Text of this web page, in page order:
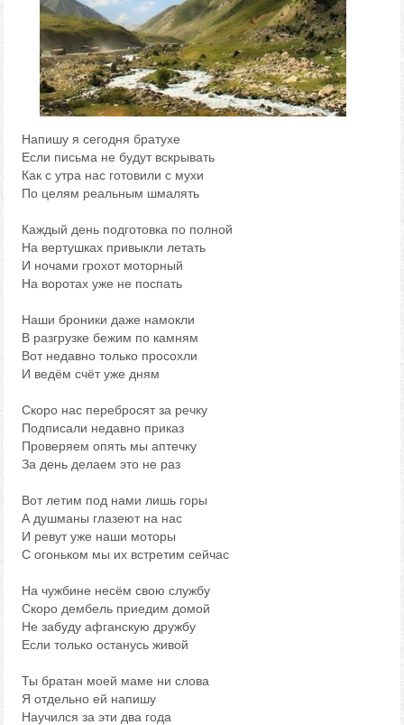
Напишу я сегодня братухе
Если письма не будут вскрывать
Как с утра нас готовили с мухи
По целям реальным шмалять
Каждый день подготовка по полной
На вертушках привыкли летать
И ночами грохот моторный
На воротах уже не поспать
Наши броники даже намокли
В разгрузке бежим по камням
Вот недавно только просохли
И ведём счёт уже дням
Скоро нас перебросят за речку
Подписали недавно приказ
Проверяем опять мы аптечку
За день делаем это не раз
Вот летим под нами лишь горы
А душманы глазеют на нас
И ревут уже наши моторы
С огоньком мы их встретим сейчас
На чужбине несём свою службу
Скоро дембель приедим домой
Не забуду афганскую дружбу
Если только останусь живой
Ты братан моей маме ни слова
Я отдельно ей напишу
Научился за эти два года